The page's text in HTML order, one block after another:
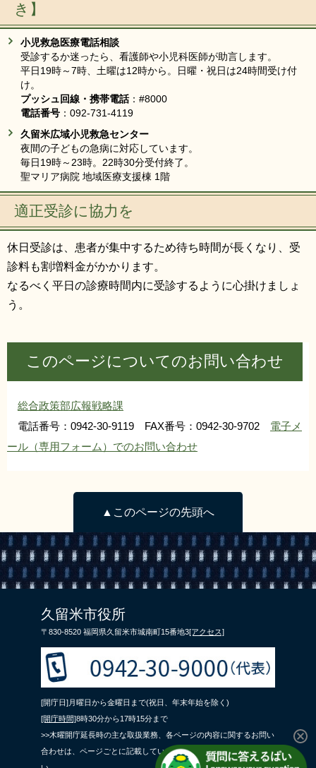
き】
小児救急医療電話相談
受診するか迷ったら、看護師や小児科医師が助言します。
平日19時～7時、土曜は12時から。日曜・祝日は24時間受け付
け。
プッシュ回線・携帯電話：#8000
電話番号 ：092-731-4119
久留米広域小児救急センター
夜間の子どもの急病に対応しています。
毎日19時～23時。22時30分受付終了。
聖マリア病院 地域医療支援棟 1階
適正受診に協力を
休日受診は、患者が集中するため待ち時間が長くなり、受
診料も割増料金がかかります。
なるべく平日の診療時間内に受診するように心掛けましょ
う。
このページについてのお問い合わせ
総合政策部広報戦略課
電話番号：0942-30-9119 FAX番号：0942-30-9702 電子メ
ール（専用フォーム）でのお問い合わせ
▲このページの先頭へ
久留米市役所
〒830-8520 福岡県久留米市城南町15番地3[アクセス]
[開庁日]月曜日から金曜日まで(祝日、年末年始を除く)
[開庁時間]8時30分から17時15分まで
>>木曜開庁延長時の主な取扱業務、各ページの内容に関するお問い
合わせは、ページごとに記載している問合せ先までご連絡くださ